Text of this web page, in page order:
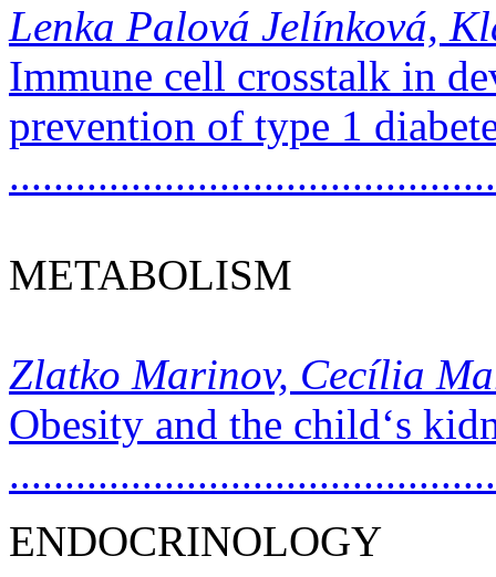
Lenka Palová Jelínková,
Immune cell crosstalk in
prevention of type 1
METABOLISM
Zlatko Marinov, Cecília
Obesity and the child‘s
ENDOCRINOLOGY